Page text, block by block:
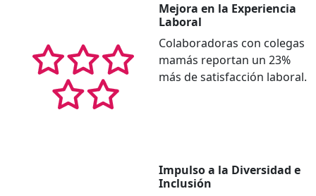
Mejora en la Experiencia
Laboral
Colaboradoras con colegas
mamás reportan un 23%
más de satisfacción laboral.
Impulso a la Diversidad e
Inclusión